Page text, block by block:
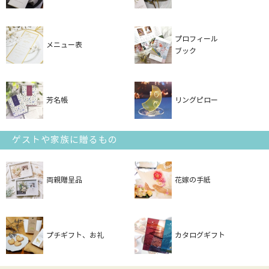
メニュー表
プロフィール
ブック
芳名帳 リングピロー
ゲストや家族に贈るもの
両親贈呈品 花嫁の手紙
プチギフト、お礼 カタログギフト